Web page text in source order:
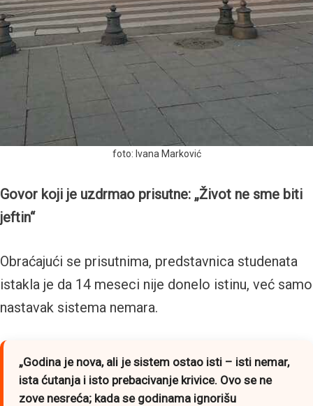
foto: Ivana Marković
Govor koji je uzdrmao prisutne: „Život ne sme biti
jeftin“
Obraćajući se prisutnima, predstavnica studenata
istakla je da 14 meseci nije donelo istinu, već samo
nastavak sistema nemara.
„Godina je nova, ali je sistem ostao isti – isti nemar,
ista ćutanja i isto prebacivanje krivice. Ovo se ne
zove nesreća; kada se godinama ignorišu